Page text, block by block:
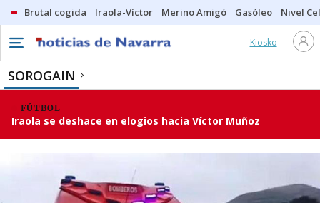
Brutal cogida Iraola-Víctor Merino Amigó Gasóleo Nivel
Kiosko
SOROGAIN
FÚTBOL
Iraola se deshace en elogios hacia Víctor Muñoz